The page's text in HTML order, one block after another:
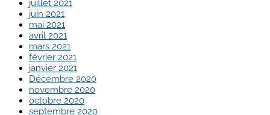
juillet 2021
juin 2021
mai 2021
avril 2021
mars 2021
février 2021
janvier 2021
Décembre 2020
novembre 2020
octobre 2020
septembre 2020